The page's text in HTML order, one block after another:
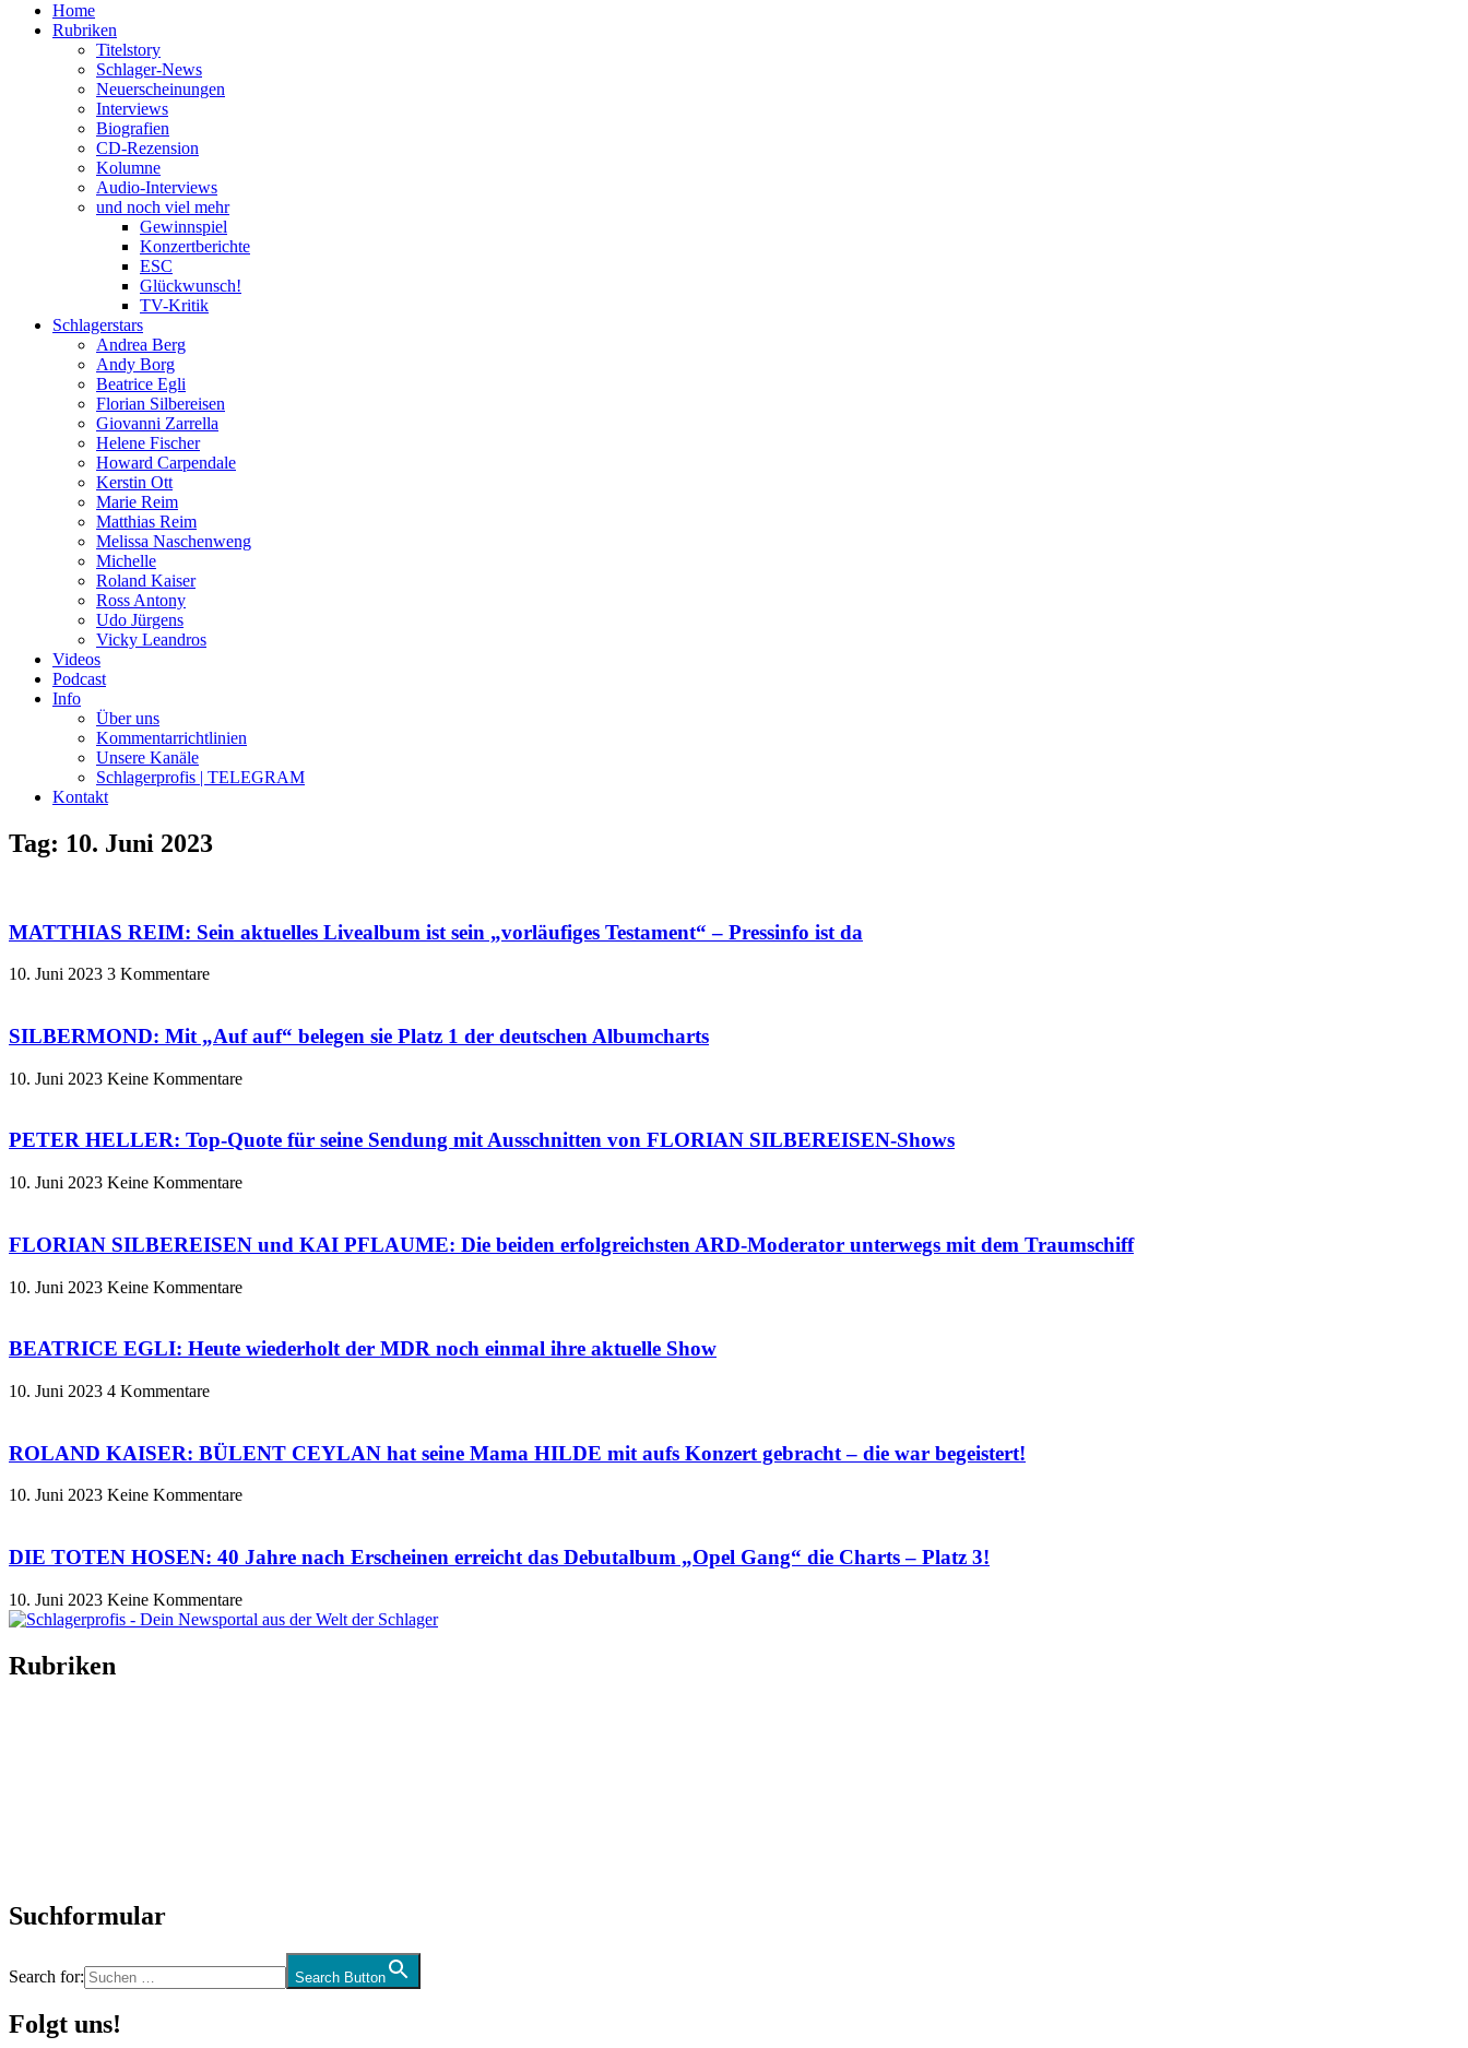
Home
Rubriken
Titelstory
Schlager-News
Neuerscheinungen
Interviews
Biografien
CD-Rezension
Kolumne
Audio-Interviews
und noch viel mehr
Gewinnspiel
Konzertberichte
ESC
Glückwunsch!
TV-Kritik
Schlagerstars
Andrea Berg
Andy Borg
Beatrice Egli
Florian Silbereisen
Giovanni Zarrella
Helene Fischer
Howard Carpendale
Kerstin Ott
Marie Reim
Matthias Reim
Melissa Naschenweng
Michelle
Roland Kaiser
Ross Antony
Udo Jürgens
Vicky Leandros
Videos
Podcast
Info
Über uns
Kommentarrichtlinien
Unsere Kanäle
Schlagerprofis | TELEGRAM
Kontakt
Tag: 10. Juni 2023
MATTHIAS REIM: Sein aktuelles Livealbum ist sein „vorläufiges Testament“ – Pressinfo ist da
10. Juni 2023 3 Kommentare
SILBERMOND: Mit „Auf auf“ belegen sie Platz 1 der deutschen Albumcharts
10. Juni 2023 Keine Kommentare
PETER HELLER: Top-Quote für seine Sendung mit Ausschnitten von FLORIAN SILBEREISEN-Shows
10. Juni 2023 Keine Kommentare
FLORIAN SILBEREISEN und KAI PFLAUME: Die beiden erfolgreichsten ARD-Moderator unterwegs mit dem Traumschiff
10. Juni 2023 Keine Kommentare
BEATRICE EGLI: Heute wiederholt der MDR noch einmal ihre aktuelle Show
10. Juni 2023 4 Kommentare
ROLAND KAISER: BÜLENT CEYLAN hat seine Mama HILDE mit aufs Konzert gebracht – die war begeistert!
10. Juni 2023 Keine Kommentare
DIE TOTEN HOSEN: 40 Jahre nach Erscheinen erreicht das Debutalbum „Opel Gang“ die Charts – Platz 3!
10. Juni 2023 Keine Kommentare
Rubriken
Suchformular
Search for: Search Button
Folgt uns!